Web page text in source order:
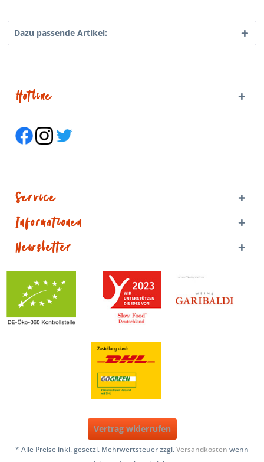
Dazu passende Artikel:
Hotline
Service
Informationen
Newsletter
Vertrag widerrufen
* Alle Preise inkl. gesetzl. Mehrwertsteuer zzgl.Versandkosten wenn